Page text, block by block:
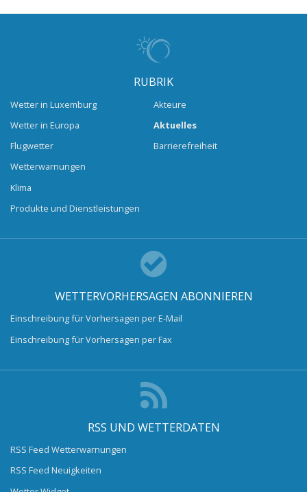
RUBRIK
Wetter in Luxemburg
Wetter in Europa
Flugwetter
Wetterwarnungen
Klima
Produkte und Dienstleistungen
Akteure
Aktuelles
Barrierefreiheit
WETTERVORHERSAGEN ABONNIEREN
Einschreibung für Vorhersagen per E-Mail
Einschreibung für Vorhersagen per Fax
RSS UND WETTERDATEN
RSS Feed Wetterwarnungen
RSS Feed Neuigkeiten